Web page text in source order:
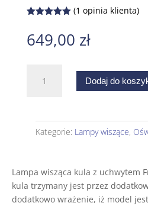
na
podstawie
(1 opinia klienta)
649,00 zł
Lampa
Dodaj do
Kategorie: Lampy wiszące,
Lampa wisząca kula z uchwytem
kula trzymany jest przez
dodatkowo wrażenie, iż model